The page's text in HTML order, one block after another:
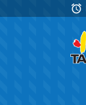
:::
alarm